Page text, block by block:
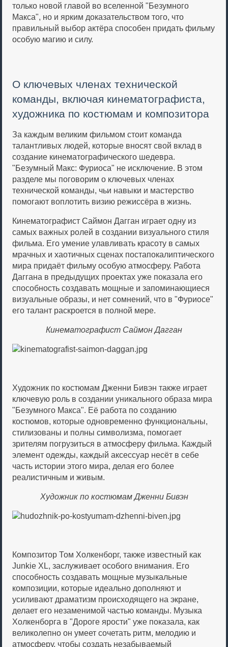
только новой главой во вселенной "Безумного
Макса", но и ярким доказательством того, что
правильный выбор актёра способен придать фильму
особую магию и силу.
О ключевых членах технической
команды, включая кинематографиста,
художника по костюмам и композитора
За каждым великим фильмом стоит команда
талантливых людей, которые вносят свой вклад в
создание кинематографического шедевра.
"Безумный Макс: Фуриоса" не исключение. В этом
разделе мы поговорим о ключевых членах
технической команды, чьи навыки и мастерство
помогают воплотить визию режиссёра в жизнь.
Кинематографист Саймон Дагган играет одну из
самых важных ролей в создании визуального стиля
фильма. Его умение улавливать красоту в самых
мрачных и хаотичных сценах постапокалиптического
мира придаёт фильму особую атмосферу. Работа
Даггана в предыдущих проектах уже показала его
способность создавать мощные и запоминающиеся
визуальные образы, и нет сомнений, что в "Фуриосе"
его талант раскроется в полной мере.
Кинематографист Саймон Дагган
Художник по костюмам Дженни Бивэн также играет
ключевую роль в создании уникального образа мира
"Безумного Макса". Её работа по созданию
костюмов, которые одновременно функциональны,
стилизованы и полны символизма, помогает
зрителям погрузиться в атмосферу фильма. Каждый
элемент одежды, каждый аксессуар несёт в себе
часть истории этого мира, делая его более
реалистичным и живым.
Художник по костюмам Дженни Бивэн
Композитор Том Холкенборг, также известный как
Junkie XL, заслуживает особого внимания. Его
способность создавать мощные музыкальные
композиции, которые идеально дополняют и
усиливают драматизм происходящего на экране,
делает его незаменимой частью команды. Музыка
Холкенборга в "Дороге ярости" уже показала, как
великолепно он умеет сочетать ритм, мелодию и
атмосферу, чтобы создать незабываемый